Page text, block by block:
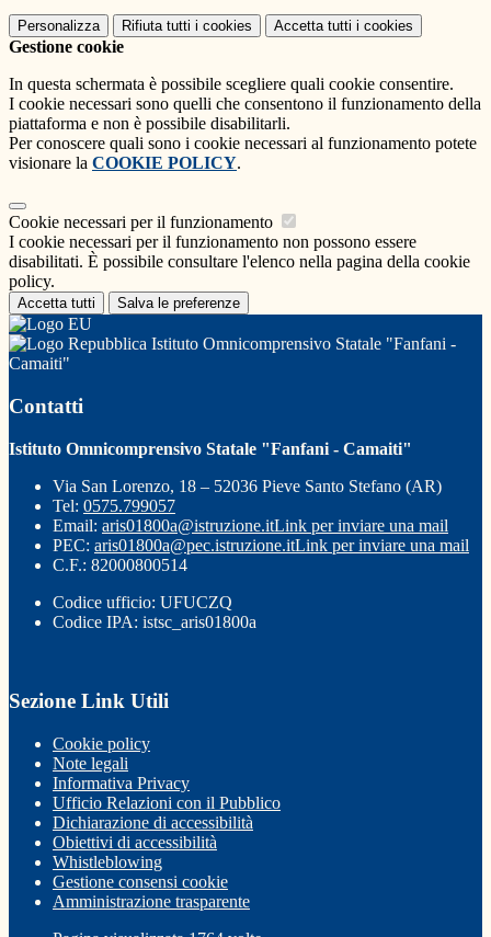
Personalizza Rifiuta tutti i cookies Accetta tutti i cookies
Gestione cookie
In questa schermata è possibile scegliere quali cookie consentire.
I cookie necessari sono quelli che consentono il funzionamento della
piattaforma e non è possibile disabilitarli.
Per conoscere quali sono i cookie necessari al funzionamento potete
visionare la COOKIE POLICY.
Cookie necessari per il funzionamento
I cookie necessari per il funzionamento non possono essere
disabilitati. È possibile consultare l'elenco nella pagina della cookie
policy.
Accetta tutti Salva le preferenze
Istituto Omnicomprensivo Statale "Fanfani -
Camaiti"
Contatti
Istituto Omnicomprensivo Statale "Fanfani - Camaiti"
Via San Lorenzo, 18 – 52036 Pieve Santo Stefano (AR)
Tel: 0575.799057
Email: aris01800a@istruzione.itLink per inviare una mail
PEC: aris01800a@pec.istruzione.itLink per inviare una mail
C.F.: 82000800514
Codice ufficio: UFUCZQ
Codice IPA: istsc_aris01800a
Sezione Link Utili
Cookie policy
Note legali
Informativa Privacy
Ufficio Relazioni con il Pubblico
Dichiarazione di accessibilità
Obiettivi di accessibilità
Whistleblowing
Gestione consensi cookie
Amministrazione trasparente